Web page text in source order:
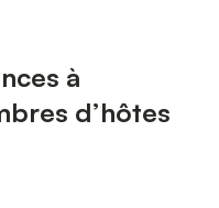
à
d’hôtes